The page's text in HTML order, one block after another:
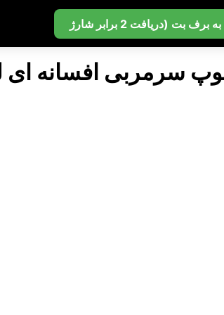
برف بت (دریافت 2 برابر شارژ
سرمربی افسانه ای